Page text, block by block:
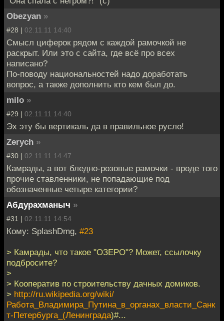
Obezyan »
#28 | 02.11.11 14:40
Смысл циферок рядом с каждой рамочкой не
раскрыт. Или это с сайта, где всё про всех
написано?
По-поводу национальностей надо доработать
вопрос, а также дополнить кто кем был до.
milo »
#29 | 02.11.11 14:40
Эх эту бы вертикаль да в правильное русло!
Zerych »
#30 | 02.11.11 14:47
Камрады, а вот бледно-розовые рамочки - вроде того
прочие ставленники, не попадающие под
обозначенные четыре категории?
Абдурахманыч »
#31 | 02.11.11 14:54
Кому: SplashDmg, #23
> Камрады, что такое "ОЗЕРО"? Может, ссылочку
подбросите?
>
> Кооператив по строительству дачных домиков.
> http://ru.wikipedia.org/wiki/
Работа_Владимира_Путина_в_органах_власти_Санк
т-Петербурга_(Ленинграда)#...